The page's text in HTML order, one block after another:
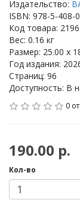
Издательство:
ISBN: 978-5-408-
Код товара:
Вес: 0.16 кг
Размер: 25.00 x
Год издания:
Страниц: 96
Доступность: В
0
190.00 р.
Кол-во